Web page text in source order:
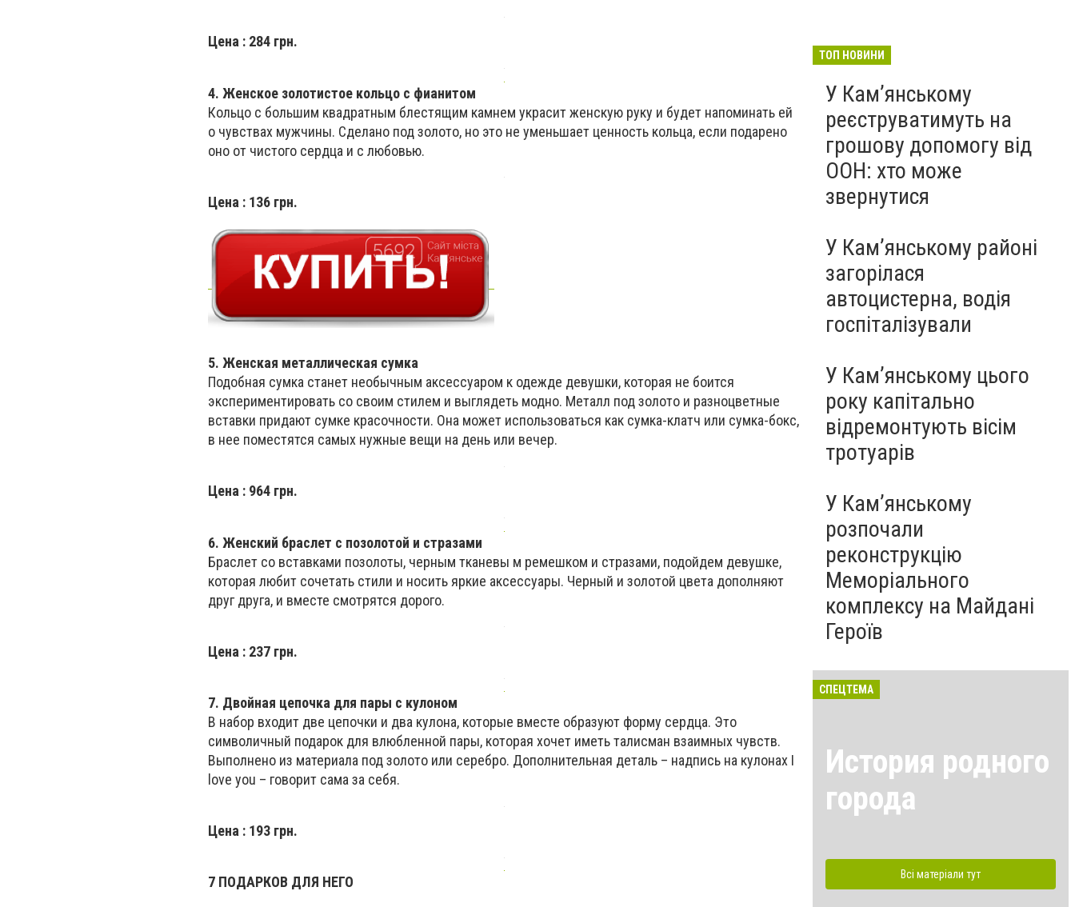
Цена : 284 грн.
4. Женское золотистое кольцо с фианитом
Кольцо с большим квадратным блестящим камнем украсит женскую руку и будет напоминать ей
о чувствах мужчины. Сделано под золото, но это не уменьшает ценность кольца, если подарено
оно от чистого сердца и с любовью.
Цена : 136 грн.
5. Женская металлическая сумка
Подобная сумка станет необычным аксессуаром к одежде девушки, которая не боится
экспериментировать со своим стилем и выглядеть модно. Металл под золото и разноцветные
вставки придают сумке красочности. Она может использоваться как сумка-клатч или сумка-бокс,
в нее поместятся самых нужные вещи на день или вечер.
Цена : 964 грн.
6. Женский браслет с позолотой и стразами
Браслет со вставками позолоты, черным тканевы м ремешком и стразами, подойдем девушке,
которая любит сочетать стили и носить яркие аксессуары. Черный и золотой цвета дополняют
друг друга, и вместе смотрятся дорого.
Цена : 237 грн.
7. Двойная цепочка для пары с кулоном
В набор входит две цепочки и два кулона, которые вместе образуют форму сердца. Это
символичный подарок для влюбленной пары, которая хочет иметь талисман взаимных чувств.
Выполнено из материала под золото или серебро. Дополнительная деталь – надпись на кулонах I
love you – говорит сама за себя.
Цена : 193 грн.
7 ПОДАРКОВ ДЛЯ НЕГО
ТОП НОВИНИ
У Кам’янському
реєструватимуть на
грошову допомогу від
ООН: хто може
звернутися
У Кам’янському районі
загорілася
автоцистерна, водія
госпіталізували
У Кам’янському цього
року капітально
відремонтують вісім
тротуарів
У Кам’янському
розпочали
реконструкцію
Меморіального
комплексу на Майдані
Героїв
СПЕЦТЕМА
История родного
города
Всі матеріали тут